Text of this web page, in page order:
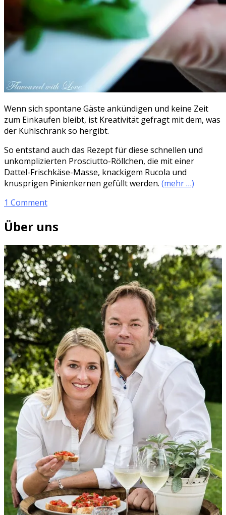
Wenn sich spontane Gäste ankündigen und keine Zeit
zum Einkaufen bleibt, ist Kreativität gefragt mit dem, was
der Kühlschrank so hergibt.
So entstand auch das Rezept für diese schnellen und
unkomplizierten Prosciutto-Röllchen, die mit einer
Dattel-Frischkäse-Masse, knackigem Rucola und
knusprigen Pinienkernen gefüllt werden. (mehr …)
1 Comment
Über uns